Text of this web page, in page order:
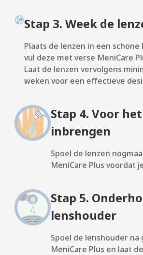
Stap 3. Week de
Plaats de lenzen in een
vul deze met verse MeniCare
Laat de lenzen vervolgens
weken voor een effectieve
Stap 4. Voor het
inbrengen
Spoel de lenzen
MeniCare Plus voordat
Stap 5.
lenshouder
Spoel de lenshouder
MeniCare Plus en laat